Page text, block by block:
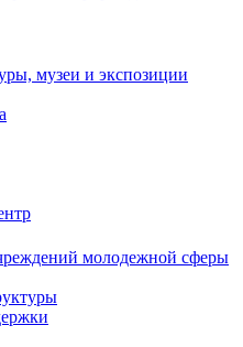
музеи и экспозиции
молодежной сферы